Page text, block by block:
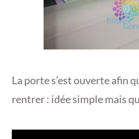
La porte s’est ouverte afin
rentrer : idée simple mais